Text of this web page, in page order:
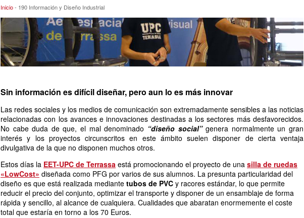
190 Información y Diseño Industrial
Inicio- 190 Información y Diseño Industrial
Sin información es difícil diseñar, pero aun lo es más innovar
Las redes sociales y los medios de comunicación son extremadamente sensibles a las noticias
relacionadas con los avances e innovaciones destinadas a los sectores más desfavorecidos.
No cabe duda de que, el mal denominado “diseño social”genera normalmente un gran
interés y los proyectos circunscritos en este ámbito suelen disponer de cierta ventaja
divulgativa de la que no disponen muchos otros.
Estos días la EET-UPC de Terrassa está promocionando el proyecto de una silla de ruedas
«LowCost» diseñada como PFG por varios de sus alumnos. La presunta particularidad del
diseño es que está realizada mediante tubos de PVC y racores estándar, lo que permite
reducir el precio del conjunto, optimizar el transporte y disponer de un ensamblaje de forma
rápida y sencillo, al alcance de cualquiera. Cualidades que abaratan enormemente el coste
total que estaría en torno a los 70 Euros.